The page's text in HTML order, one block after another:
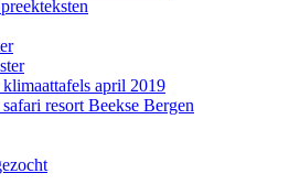
april 2019
resort Beekse Bergen